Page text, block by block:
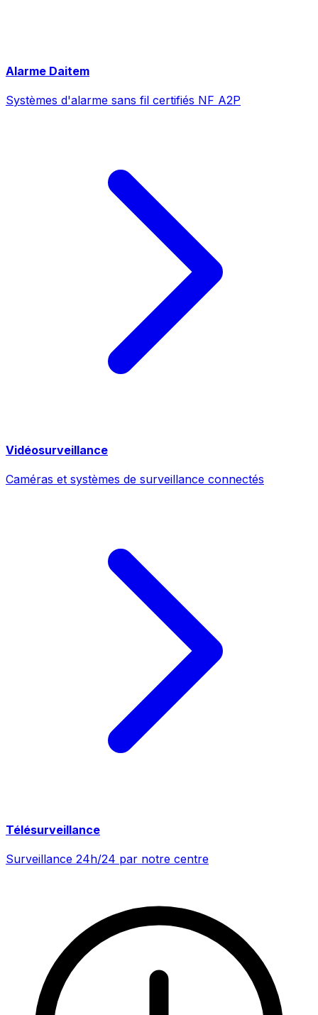
Alarme Daitem
Systèmes d'alarme sans fil certifiés NF A2P
Vidéosurveillance
Caméras et systèmes de surveillance connectés
Télésurveillance
Surveillance 24h/24 par notre centre